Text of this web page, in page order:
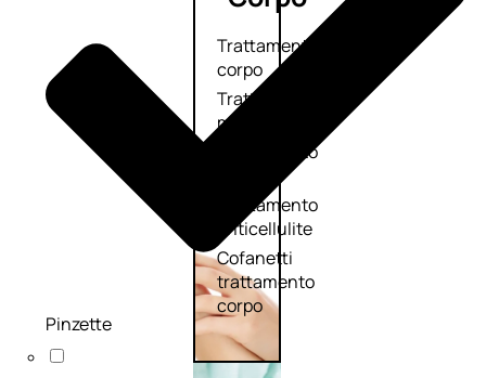
Trattamento
corpo
Trattamento
mani e piedi
Trattamento
Trattamento
anticellulite
Cofanetti
trattamento
corpo
Pinzette